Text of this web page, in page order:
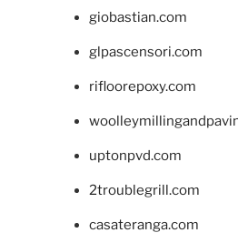
giobastian.com
glpascensori.com
rifloorepoxy.com
uptonpvd.com
2troublegrill.com
casateranga.com